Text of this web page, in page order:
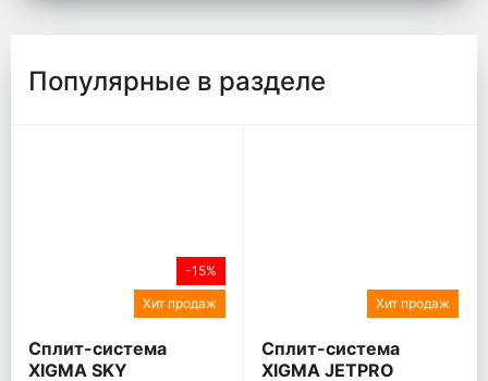
Популярные в разделе
-15%
Хит продаж
Сплит-система
XIGMA SKY
Хит продаж
Сплит-система
XIGMA JETPRO